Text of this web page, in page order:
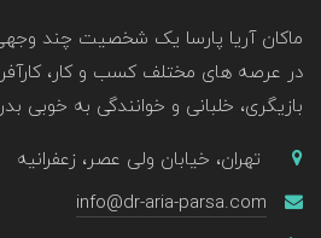
ماکان آریا پارسا یک شخصیت چند
در عرصه های مختلف کسب و کار،
بازیگری، خلبانی و خوانندگی به خوبی
تهران، خیابان ولی عصر، زعفرانیه
info@dr-aria-parsa.com